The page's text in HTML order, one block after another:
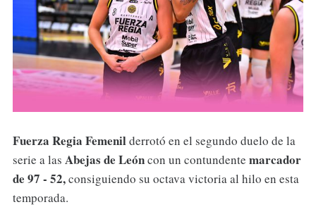
Fuerza Regia Femenilderrotó en el segundo duelo de la
serie a las Abejas de Leóncon un contundente marcador
de 97 - 52,consiguiendo su octava victoria al hilo en esta
temporada.